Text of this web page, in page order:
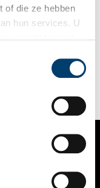
of die ze hebben
hun services. U
kartonnen
de Wijzen uit het
wiegt
een flinke bos haar.
De Boer luidt:
december 1967’.
kinderen en wie